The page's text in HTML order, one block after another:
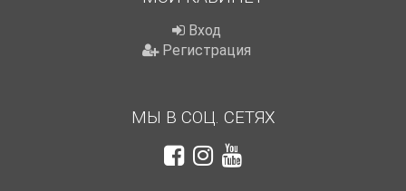
Вход
Регистрация
МЫ В СОЦ. СЕТЯХ